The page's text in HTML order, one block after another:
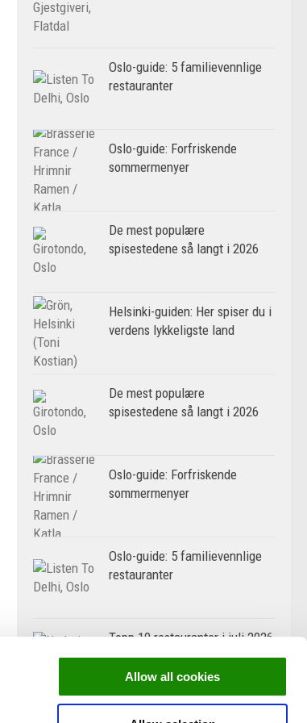
Allow all cookies
Oslo-guide: 5 familievennlige
restauranter
Oslo-guide: Forfriskende
sommermenyer
De mest populære
spisestedene så langt i 2026
Helsinki-guiden: Her spiser du i
verdens lykkeligste land
De mest populære
spisestedene så langt i 2026
Oslo-guide: Forfriskende
sommermenyer
Oslo-guide: 5 familievennlige
restauranter
Topp 10 restauranter i juli 2026